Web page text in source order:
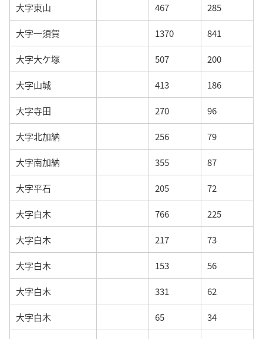
大字東山 467 285
大字一須賀 1370 841
大字大ケ塚 507 200
大字山城 413 186
大字寺田 270 96
大字北加納 256 79
大字南加納 355 87
大字平石 205 72
大字白木 766 225
大字白木 217 73
大字白木 153 56
大字白木 331 62
大字白木 65 34